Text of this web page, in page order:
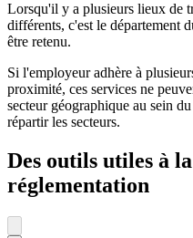
Lorsqu'il y a plusieurs lieux de
différents, c'est le département
être retenu.
Si l'employeur adhère à
proximité, ces services ne
secteur géographique au sein
répartir les secteurs.
Des outils utiles à
réglementation